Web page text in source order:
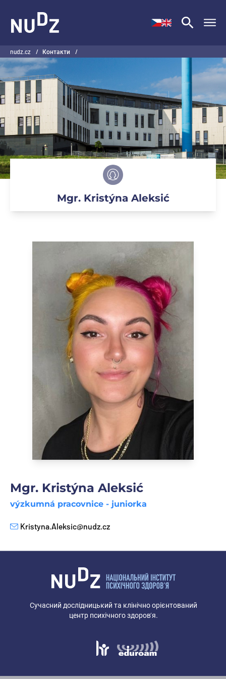
nudz.cz / Контакти /
Mgr. Kristýna Aleksić
Mgr. Kristýna Aleksić
výzkumná pracovnice - juniorka
E-mail
Kristyna.Aleksic@nudz.cz
Сучасний дослідницький та клінічно орієнтований
центр психічного здоров’я.